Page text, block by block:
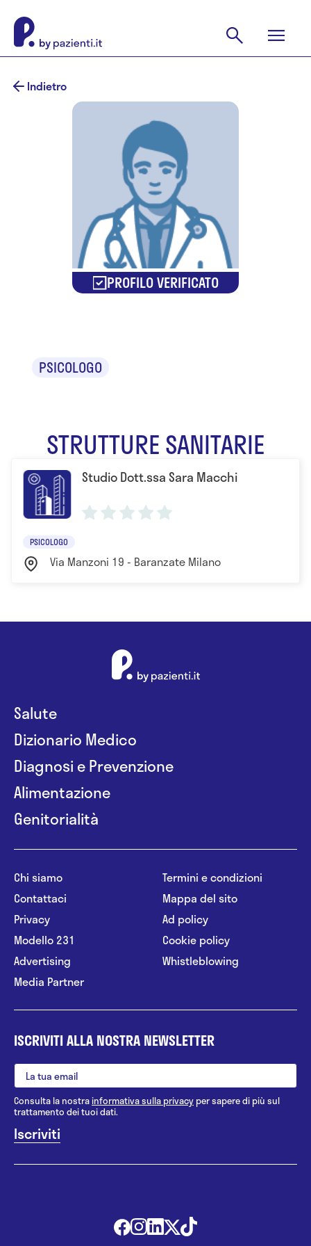
Indietro
PROFILO VERIFICATO
PSICOLOGO
STRUTTURE SANITARIE
Studio Dott.ssa Sara Macchi
PSICOLOGO
Via Manzoni 19 - Baranzate Milano
Salute
Dizionario Medico
Diagnosi e Prevenzione
Alimentazione
Genitorialità
Chi siamo
Contattaci
Privacy
Modello 231
Advertising
Media Partner
Termini e condizioni
Mappa del sito
Ad policy
Cookie policy
Whistleblowing
ISCRIVITI ALLA NOSTRA NEWSLETTER
Consulta la nostrainformativa sulla privacy per sapere di più sul
trattamento dei tuoi dati.